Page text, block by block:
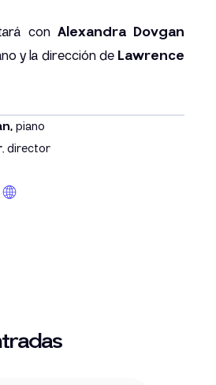
piano
, director
con Alexandra Dovgan
y la dirección de Lawrence